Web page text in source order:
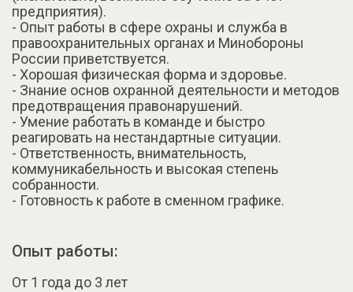
предприятия).
- Опыт работы в сфере охраны и служба в
правоохранительных органах и Минобороны
России приветствуется.
- Хорошая физическая форма и здоровье.
- Знание основ охранной деятельности и методов
предотвращения правонарушений.
- Умение работать в команде и быстро
реагировать на нестандартные ситуации.
- Ответственность, внимательность,
коммуникабельность и высокая степень
собранности.
- Готовность к работе в сменном графике.
Опыт работы:
От 1 года до 3 лет